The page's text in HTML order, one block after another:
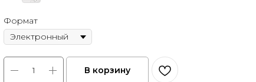
Формат
В корзину